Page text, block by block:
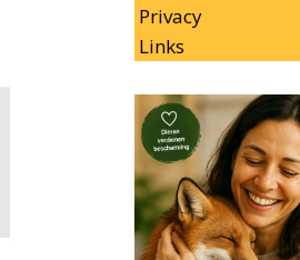
Privacy
Links